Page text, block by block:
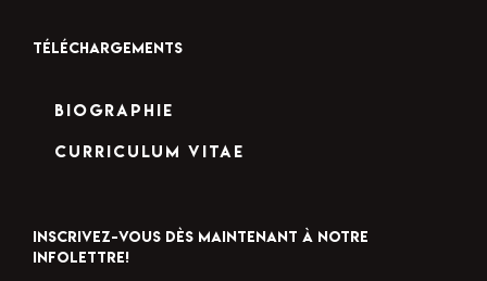
TÉLÉCHARGEMENTS
Biographie
Curriculum Vitae
INSCRIVEZ-VOUS DÈS MAINTENANT À NOTRE
INFOLETTRE!